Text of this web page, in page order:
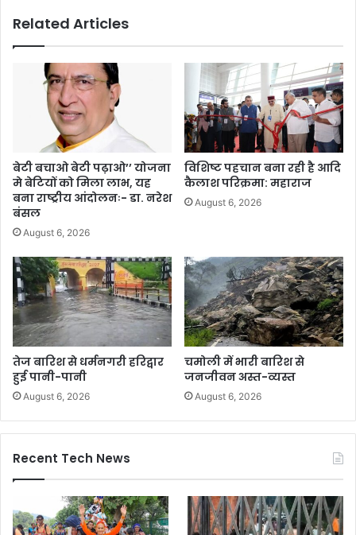
Related Articles
बेटी बचाओ बेटी पढ़ाओ’’ योजना
मे बेटियों को मिला लाभ, यह
बना राष्ट्रीय आंदोलनः- डा. नरेश
बंसल
August 6, 2026
विशिष्ट पहचान बना रही है आदि
कैलाश परिक्रमा: महाराज
August 6, 2026
तेज बारिश से धर्मनगरी हरिद्वार
हुई पानी-पानी
August 6, 2026
चमोली में भारी बारिश से
जनजीवन अस्त-व्यस्त
August 6, 2026
Recent Tech News